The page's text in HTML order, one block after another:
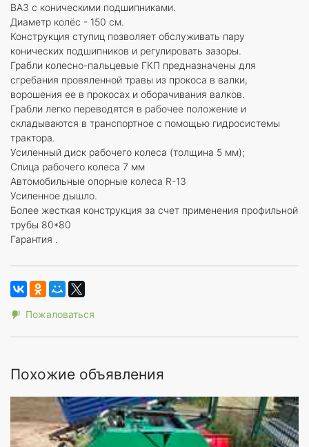
ВАЗ с коническими подшипниками.
Диаметр колёс - 150 см.
Конструкция ступиц позволяет обслуживать пару
конических подшипников и регулировать зазоры.
Грабли колесно-пальцевые ГКП предназначены для
сгребания провяленной травы из прокоса в валки,
ворошения ее в прокосах и оборачивания валков.
Грабли легко переводятся в рабочее положение и
складываются в транспортное с помощью гидросистемы
трактора.
Усиленный диск рабочего колеса (толщина 5 мм);
Спица рабочего колеса 7 мм
Автомобильные опорные колеса R-13
Усиленное дышло.
Более жесткая конструкция за счет применения профильной
трубы 80*80
Гарантия .
Пожаловаться
Похожие объявления